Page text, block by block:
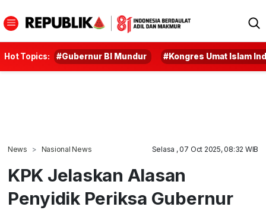
Hot Topics: #Gubernur BI Mundur #Kongres Umat Islam
News Nasional News Selasa , 07 Oct 2025, 08:32 WIB
KPK Jelaskan Alasan
Penyidik Periksa Gubernur